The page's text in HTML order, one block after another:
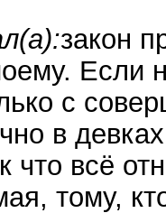
закон
Если
с
в
что всё
тому,